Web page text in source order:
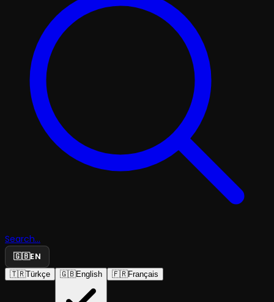
Search...
🇬🇧EN
🇹🇷Türkçe 🇬🇧English 🇫🇷Français